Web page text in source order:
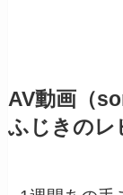
AV動画（
ふじきのレ